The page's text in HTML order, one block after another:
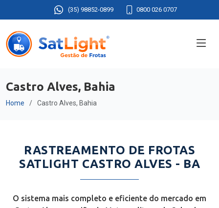
(35) 98852-0899 0800 026 0707
Castro Alves, Bahia
Home Castro Alves, Bahia
RASTREAMENTO DE FROTAS
SATLIGHT CASTRO ALVES - BA
O sistema mais completo e eficiente do mercado em